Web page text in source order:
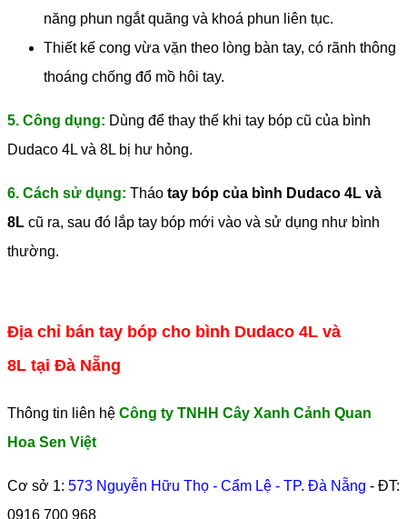
năng phun ngắt quãng và khoá phun liên tục.
Thiết kế cong vừa vặn theo lòng bàn tay, có rãnh thông
thoáng chống đổ mồ hôi tay.
5. Công dụng: Dùng để thay thế khi tay bóp cũ của bình
Dudaco 4L và 8L bị hư hỏng.
6. Cách sử dụng: Tháo tay bóp của bình Dudaco 4L và
8L cũ ra, sau đó lắp tay bóp mới vào và sử dụng như bình
thường.
Địa chỉ bán tay bóp cho bình Dudaco 4L và
8L tại Đà Nẵng
Thông tin liên hệ Công ty TNHH Cây Xanh Cảnh Quan
Hoa Sen Việt
Cơ sở 1: 573 Nguyễn Hữu Thọ - Cẩm Lệ - TP. Đà Nẵng - ĐT:
0916 700 968